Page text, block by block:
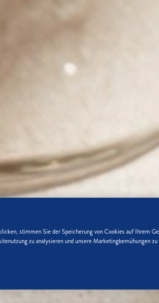
stimmen Sie der Speicherung von Cookies auf Ihrem
zu analysieren und unsere Marketingbemühungen